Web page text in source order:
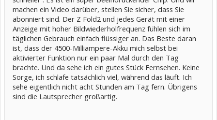
machen ein Video darüber, stellen Sie sicher, dass Sie
abonniert sind. Der Z Fold2 und jedes Gerät mit einer
Anzeige mit hoher Bildwiederholfrequenz fühlen sich im
täglichen Gebrauch einfach flüssiger an. Das Beste daran
ist, dass der 4500-Milliampere-Akku mich selbst bei
aktivierter Funktion nur ein paar Mal durch den Tag
brachte. Und da sehe ich ein gutes Stück Fernsehen. Keine
Sorge, ich schlafe tatsächlich viel, während das läuft. Ich
sehe eigentlich nicht acht Stunden am Tag fern. Übrigens
sind die Lautsprecher großartig.